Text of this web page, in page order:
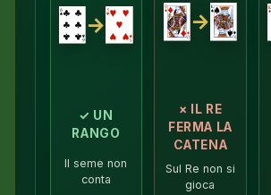
→
✓ UN
RANGO
Il seme non
conta
→
× IL RE
FERMA LA
CATENA
Sul Re non si
gioca